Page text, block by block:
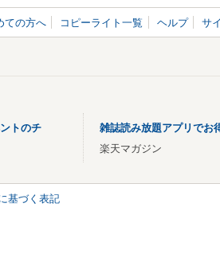
ての方へ コピーライト一覧 ヘルプ サ
トのチ
雑誌読み放題アプリでお
楽天マガジン
基づく表記